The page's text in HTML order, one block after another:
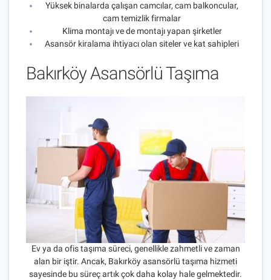
Yüksek binalarda çalışan camcılar, cam balkoncular,
cam temizlik firmalar
Klima montajı ve de montajı yapan şirketler
Asansör kiralama ihtiyacı olan siteler ve kat sahipleri
Bakırköy Asansörlü Taşıma
Ev ya da ofis taşıma süreci, genellikle zahmetli ve zaman
alan bir iştir. Ancak, Bakırköy asansörlü taşıma hizmeti
sayesinde bu süreç artık çok daha kolay hale gelmektedir.